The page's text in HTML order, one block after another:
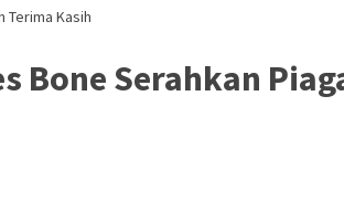
Terima Kasih
Serahkan